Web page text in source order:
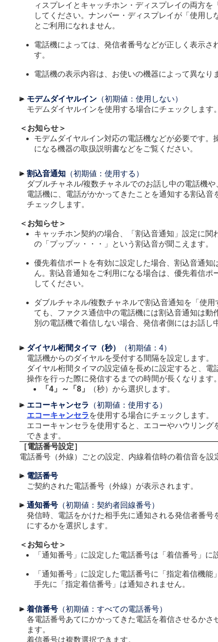
ィスプレイとキャッチホン・ディスプレイの両方を
してください。ナンバー・ディスプレイが「使用し
とご利用になれません。
電話機によっては、発信者番号などが正しく表示さ
す。
電話機の表示内容は、お使いの機器によって異なり
モデムダイヤルイン （初期値：使用しない）
モデムダイヤルインを使用する場合にチェックします
＜お知らせ＞
モデムダイヤルイン対応の電話機などが必要です。
になる機器の取扱説明書などをご覧ください。
割込音通知
（初期値：使用する）
ダブルチャネル/複数チャネルでのお話し中の電話機
電話機に、電話がかかってきたことを通知する割込音
チェックします。
＜お知らせ＞
キャッチホン契約の場合、「割込音通知」設定に関
の「プップッ・・・」という割込音が聞こえます。
優先着信ポートを有効に設定した場合、割込音通知
ん。割込音通知をご利用になる場合は、優先着信ポ
してください。
ダブルチャネル/複数チャネルで割込音通知を「使
ても、ファクス通信中の電話機には割込音通知は動
別の電話機で着信しない場合、発信者側にはお話し
ダイヤル桁間タイマ（秒）
（初期値：4）
電話機からのダイヤルを受付する間隔を設定します。
ダイヤル桁間タイマの設定値を長めに設定すると、電
操作を行った際に発信するまでの時間が長くなります
「4」～「8」
（秒）から選択します。
エコーキャンセラ
（初期値：使用する）
エコーキャンセラ を使用する場合にチェックします。
エコーキャンセラを使用すると、エコーやハウリング
できます。
［電話番号設定］
電話番号（外線）ごとの設定、内線着信時の着信音を設
電話番号
ご契約された電話番号（外線）が表示されます。
通知番号 （初期値：契約者回線番号）
発信時、電話をかけた相手先に通知される発信者番号
にするかを選択します。
＜お知らせ＞
「通知番号」に設定した電話番号は「着信番号」に
「通知番号」に設定した電話番号に「指定着信機能
手先に「指定着信番号」は通知されません。
着信番号 （初期値：すべての電話番号）
各電話番号あてにかかってきた電話を着信させるかさ
ます。
着信番号は複数選択できます。